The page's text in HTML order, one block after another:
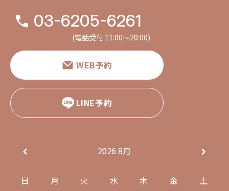
03-6205-6261
(電話受付 11:00〜20:00)
WEB予約
LINE予約
2026 8月
日 月 火 水 木 金 土